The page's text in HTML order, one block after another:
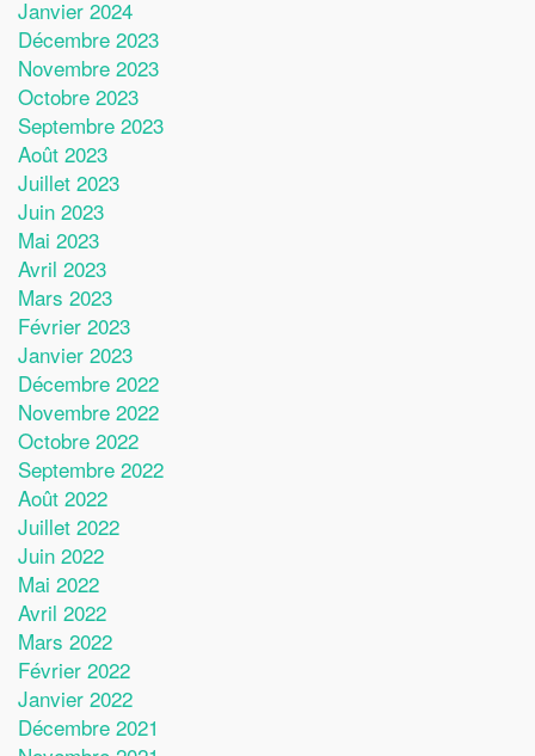
Janvier 2024
Décembre 2023
Novembre 2023
Octobre 2023
Septembre 2023
Août 2023
Juillet 2023
Juin 2023
Mai 2023
Avril 2023
Mars 2023
Février 2023
Janvier 2023
Décembre 2022
Novembre 2022
Octobre 2022
Septembre 2022
Août 2022
Juillet 2022
Juin 2022
Mai 2022
Avril 2022
Mars 2022
Février 2022
Janvier 2022
Décembre 2021